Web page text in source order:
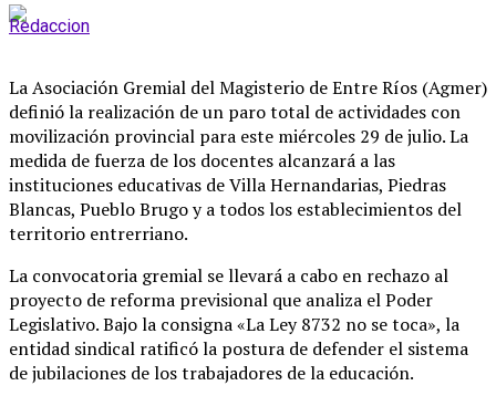
Redaccion
La Asociación Gremial del Magisterio de Entre Ríos (Agmer)
definió la realización de un paro total de actividades con
movilización provincial para este miércoles 29 de julio. La
medida de fuerza de los docentes alcanzará a las
instituciones educativas de Villa Hernandarias, Piedras
Blancas, Pueblo Brugo y a todos los establecimientos del
territorio entrerriano.
La convocatoria gremial se llevará a cabo en rechazo al
proyecto de reforma previsional que analiza el Poder
Legislativo. Bajo la consigna «La Ley 8732 no se toca», la
entidad sindical ratificó la postura de defender el sistema
de jubilaciones de los trabajadores de la educación.